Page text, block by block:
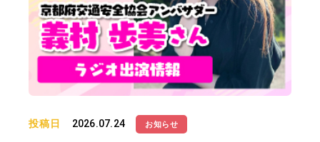
投稿日 2026.07.24 お知らせ